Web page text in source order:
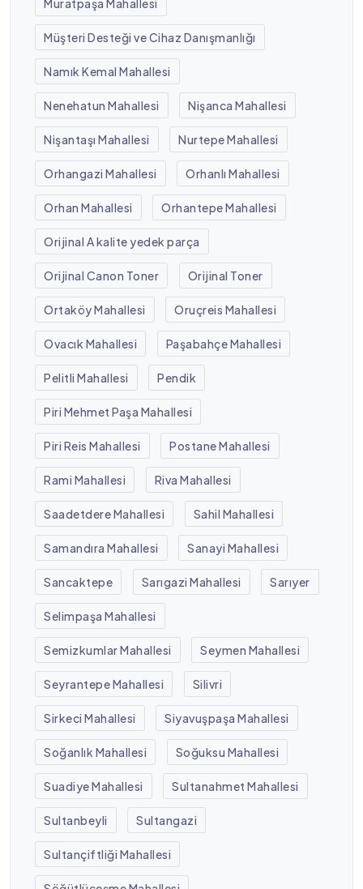
Müşteri Desteği ve Cihaz Danışmanlığı
Namık Kemal Mahallesi
Nenehatun Mahallesi Nişanca Mahallesi
Nişantaşı Mahallesi Nurtepe Mahallesi
Orhangazi Mahallesi Orhanlı Mahallesi
Orhan Mahallesi Orhantepe Mahallesi
Orijinal A kalite yedek parça
Orijinal Canon Toner Orijinal Toner
Ortaköy Mahallesi Oruçreis Mahallesi
Ovacık Mahallesi Paşabahçe Mahallesi
Pelitli Mahallesi Pendik
Piri Mehmet Paşa Mahallesi
Piri Reis Mahallesi Postane Mahallesi
Rami Mahallesi Riva Mahallesi
Saadetdere Mahallesi Sahil Mahallesi
Samandıra Mahallesi Sanayi Mahallesi
Sancaktepe Sarıgazi Mahallesi Sarıyer
Selimpaşa Mahallesi
Semizkumlar Mahallesi Seymen Mahallesi
Seyrantepe Mahallesi Silivri
Sirkeci Mahallesi Siyavuşpaşa Mahallesi
Soğanlık Mahallesi Soğuksu Mahallesi
Suadiye Mahallesi Sultanahmet Mahallesi
Sultanbeyli Sultangazi
Sultançiftliği Mahallesi